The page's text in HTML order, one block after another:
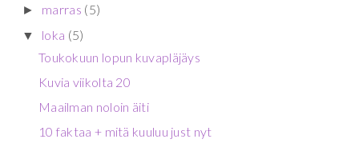
► marras (5)
▼ loka (5)
Toukokuun lopun kuvapläjäys
Kuvia viikolta 20
Maailman noloin äiti
10 faktaa + mitä kuuluu just nyt